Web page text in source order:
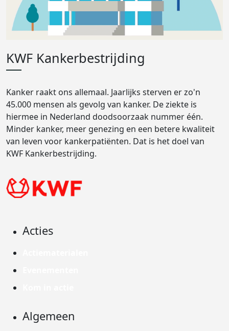
KWF Kankerbestrijding
Kanker raakt ons allemaal. Jaarlijks sterven er zo'n
45.000 mensen als gevolg van kanker. De ziekte is
hiermee in Nederland doodsoorzaak nummer één.
Minder kanker, meer genezing en een betere kwaliteit
van leven voor kankerpatiënten. Dat is het doel van
KWF Kankerbestrijding.
Acties
Algemeen